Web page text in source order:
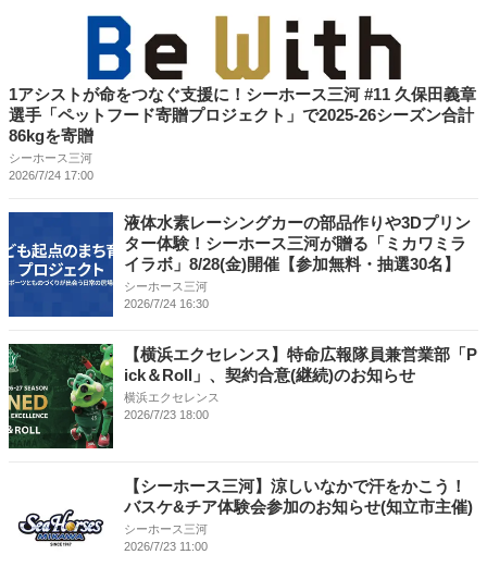
1アシストが命をつなぐ支援に！シーホース三河 #11 久保田義章
選手「ペットフード寄贈プロジェクト」で2025-26シーズン合計
86kgを寄贈
シーホース三河
2026/7/24 17:00
液体水素レーシングカーの部品作りや3Dプリン
ター体験！シーホース三河が贈る「ミカワミラ
イラボ」8/28(金)開催【参加無料・抽選30名】
シーホース三河
2026/7/24 16:30
【横浜エクセレンス】特命広報隊員兼営業部「P
ick＆Roll」、契約合意(継続)のお知らせ
横浜エクセレンス
2026/7/23 18:00
【シーホース三河】涼しいなかで汗をかこう！
バスケ&チア体験会参加のお知らせ(知立市主催)
シーホース三河
2026/7/23 11:00